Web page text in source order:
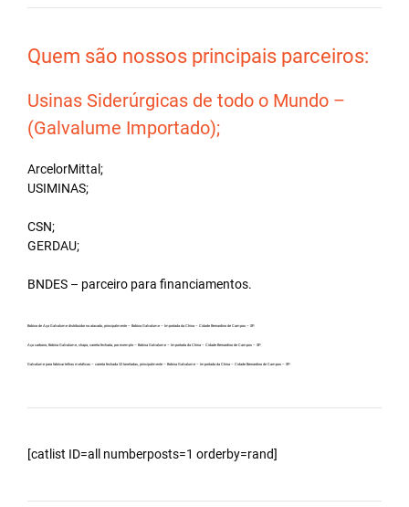
Quem são nossos principais parceiros:
Usinas Siderúrgicas de todo o Mundo –
(Galvalume Importado);
ArcelorMittal;
USIMINAS;
CSN;
GERDAU;
BNDES – parceiro para financiamentos.
Bobina de Aço Galvalume distribuidor no atacado, principalmente – Bobina Galvalume – Importada da China – Cidade Bernardino de Campos – SP.
Aço carbono, Bobina Galvalume, chapa, carreta fechada, por exemplo – Bobina Galvalume – Importada da China – Cidade Bernardino de Campos – SP.
Galvalume para fabricar telhas metálicas – carreta fechada 32 toneladas, principalmente – Bobina Galvalume – Importada da China – Cidade Bernardino de Campos – SP.
[catlist ID=all numberposts=1 orderby=rand]